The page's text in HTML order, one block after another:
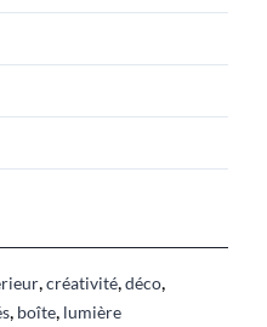
,créativité,déco,
, boîte, lumière